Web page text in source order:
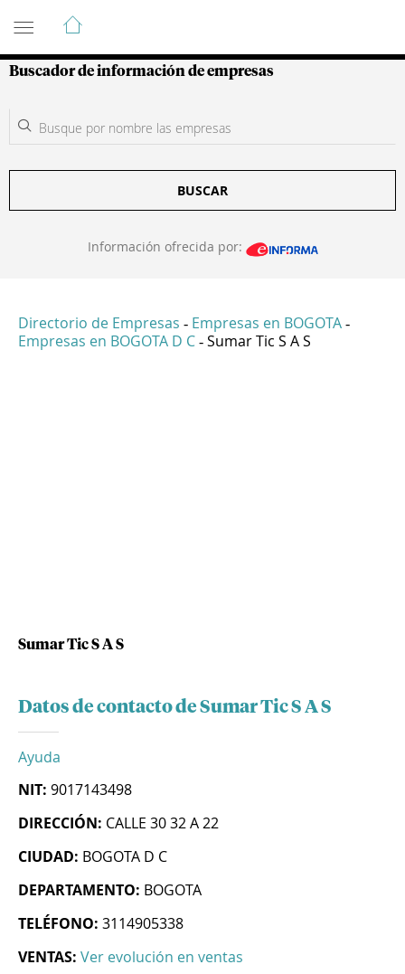
Guía de Empresas Colombianas
Buscador de información de empresas
BUSCAR
Información ofrecida por:
Directorio de Empresas - Empresas en BOGOTA -
Empresas en BOGOTA D C - Sumar Tic S A S
Sumar Tic S A S
Datos de contacto de Sumar Tic S A S
Ayuda
NIT: 9017143498
DIRECCIÓN: CALLE 30 32 A 22
CIUDAD: BOGOTA D C
DEPARTAMENTO: BOGOTA
TELÉFONO: 3114905338
VENTAS: Ver evolución en ventas